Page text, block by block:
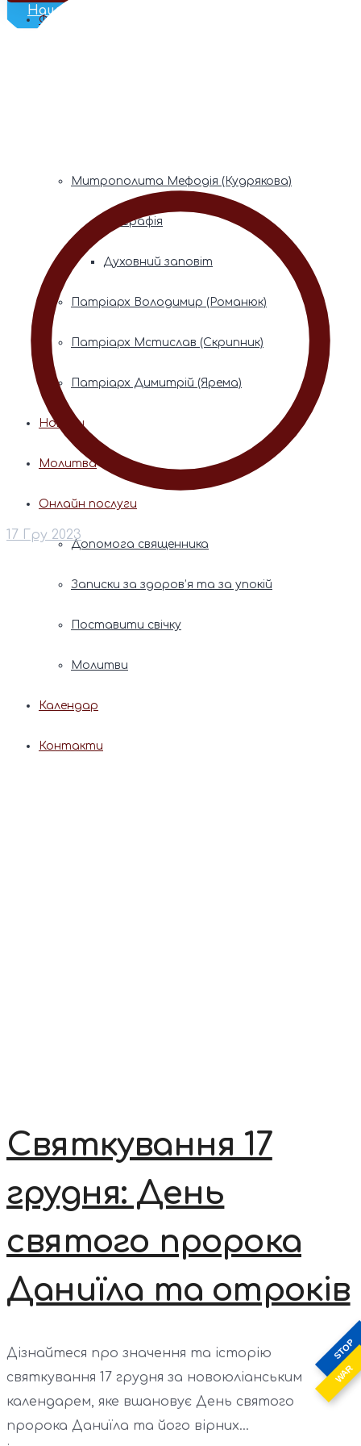
STOP
WAR
Наш Телеграм
Фонди пам’яті
Митрополита Мефодія (Кудрякова)
Біографія
Духовний заповіт
Патріарх Володимир (Романюк)
Патріарх Мстислав (Скрипник)
Патріарх Димитрій (Ярема)
Новини
Молитва
Онлайн послуги
Допомога священника
Записки за здоров’я та за упокій
Поставити свічку
Молитви
Календар
Контакти
17 Гру 2023
Святкування 17
грудня: День
святого пророка
Даниїла та отроків
Дізнайтеся про значення та історію
святкування 17 грудня за новоюліанським
календарем, яке вшановує День святого
пророка Даниїла та його вірних...